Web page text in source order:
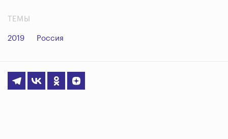
ТЕМЫ
2019 Россия